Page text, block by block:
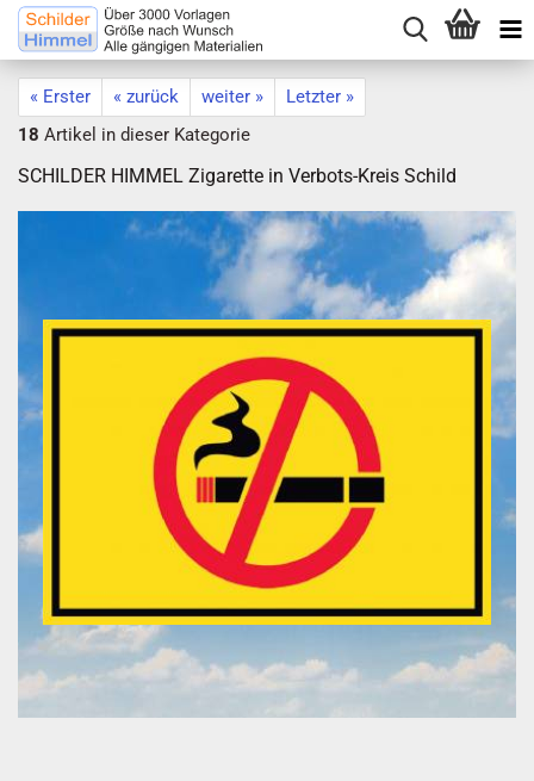
« Erster « zurück weiter »
Letzter »
18 Artikel in dieser Kategorie
SCHILDER HIMMEL Zigarette in Verbots-Kreis Schild